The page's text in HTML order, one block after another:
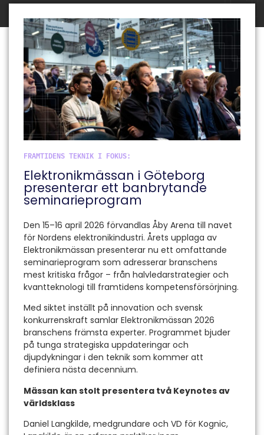
FRAMTIDENS TEKNIK I FOKUS:
Elektronikmässan i Göteborg
presenterar ett banbrytande
seminarieprogram
Den 15–16 april 2026 förvandlas Åby Arena till navet
för Nordens elektronikindustri. Årets upplaga av
Elektronikmässan presenterar nu ett omfattande
seminarieprogram som adresserar branschens
mest kritiska frågor – från halvledarstrategier och
kvantteknologi till framtidens kompetensförsörjning.
Med siktet inställt på innovation och svensk
konkurrenskraft samlar Elektronikmässan 2026
branschens främsta experter. Programmet bjuder
på tunga strategiska uppdateringar och
djupdykningar i den teknik som kommer att
definiera nästa decennium.
Mässan kan stolt presentera två Keynotes av
världsklass
Daniel Langkilde, medgrundare och VD för Kognic,